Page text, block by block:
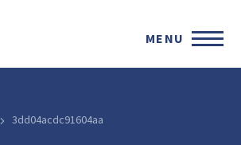
MENU
3dd04acdc91604aa